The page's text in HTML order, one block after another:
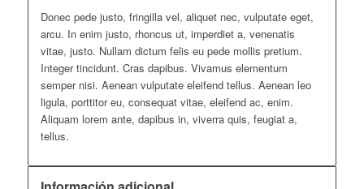
Donec pede justo, fringilla vel, aliquet nec, vulputate eget,
arcu. In enim justo, rhoncus ut, imperdiet a, venenatis
vitae, justo. Nullam dictum felis eu pede mollis pretium.
Integer tincidunt. Cras dapibus. Vivamus elementum
semper nisi. Aenean vulputate eleifend tellus. Aenean leo
ligula, porttitor eu, consequat vitae, eleifend ac, enim.
Aliquam lorem ante, dapibus in, viverra quis, feugiat a,
tellus.